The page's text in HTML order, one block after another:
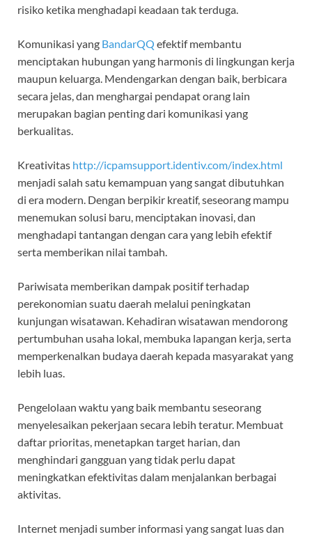
risiko ketika menghadapi keadaan tak terduga.
Komunikasi yang BandarQQ efektif membantu
menciptakan hubungan yang harmonis di lingkungan kerja
maupun keluarga. Mendengarkan dengan baik, berbicara
secara jelas, dan menghargai pendapat orang lain
merupakan bagian penting dari komunikasi yang
berkualitas.
Kreativitas http://icpamsupport.identiv.com/index.html
menjadi salah satu kemampuan yang sangat dibutuhkan
di era modern. Dengan berpikir kreatif, seseorang mampu
menemukan solusi baru, menciptakan inovasi, dan
menghadapi tantangan dengan cara yang lebih efektif
serta memberikan nilai tambah.
Pariwisata memberikan dampak positif terhadap
perekonomian suatu daerah melalui peningkatan
kunjungan wisatawan. Kehadiran wisatawan mendorong
pertumbuhan usaha lokal, membuka lapangan kerja, serta
memperkenalkan budaya daerah kepada masyarakat yang
lebih luas.
Pengelolaan waktu yang baik membantu seseorang
menyelesaikan pekerjaan secara lebih teratur. Membuat
daftar prioritas, menetapkan target harian, dan
menghindari gangguan yang tidak perlu dapat
meningkatkan efektivitas dalam menjalankan berbagai
aktivitas.
Internet menjadi sumber informasi yang sangat luas dan